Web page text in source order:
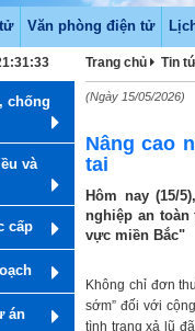
Văn phòng điện tử
Trang chủ Tin
chống
và
cấp
án
(Ngày 15/05/2026)
Nâng cao
tai
Hôm nay (15/
nghiệp an
vực miền Bắc"
Không chỉ đơn
sớm” đối với
tình trạng xả lũ